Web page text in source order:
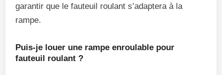
garantir que le fauteuil roulant s’adaptera à la
rampe.
Puis-je louer une rampe enroulable pour
fauteuil roulant ?